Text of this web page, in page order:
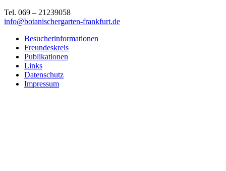
Tel. 069 – 21239058
info@botanischergarten-frankfurt.de
Besucherinformationen
Freundeskreis
Publikationen
Links
Datenschutz
Impressum